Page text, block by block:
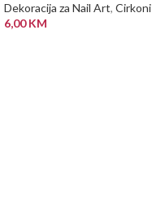
Dekoracija za Nail Art, Cirkoni
6,00KM